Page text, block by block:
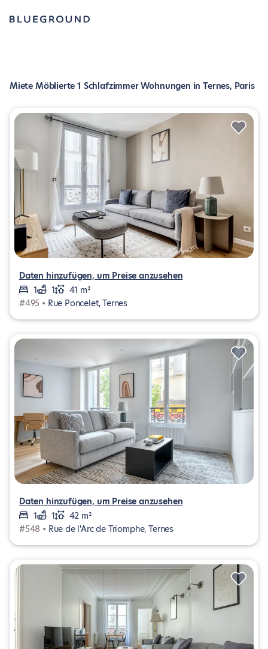
Miete Möblierte 1 Schlafzimmer Wohnungen in Ternes, Paris
Daten hinzufügen, um Preise anzusehen
1
1
41 m²
#495 • Rue Poncelet, Ternes
Daten hinzufügen, um Preise anzusehen
1
1
42 m²
#548 • Rue de l'Arc de Triomphe, Ternes